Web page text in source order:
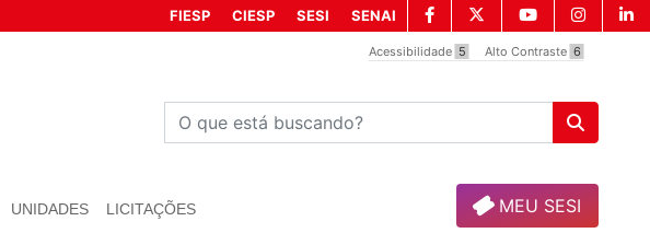
Acessibilidade 5 Alto Contraste 6
FIESP CIESP SESI SENAI
UNIDADES LICITAÇÕES MEU SESI